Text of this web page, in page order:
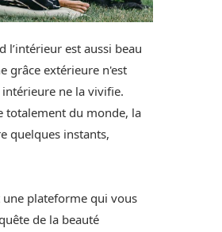
l’intérieur est aussi beau
grâce extérieure n'est
ne la vivifie.
totalement du monde, la
quelques instants,
une plateforme qui vous
de la beauté